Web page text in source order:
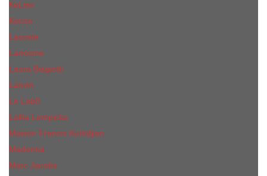
КиLian
Kenzo
Lacoste
Lancome
Laura Biagiotti
Lanvin
Lе Lab0
Lolita Lempicka
Maison Francis Kurkdjian
Madonna
Marc Jacobs